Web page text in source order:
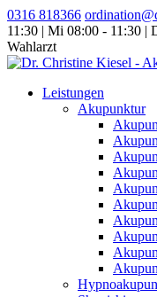
0316 818366
11:30 | Mi 08:00 - 11:30 |
Wahlarzt
Leistungen
Akupunktur